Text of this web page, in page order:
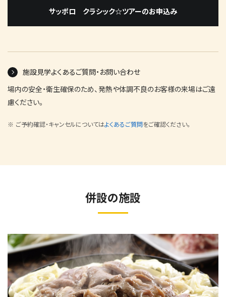
サッポロ クラシック☆ツアーのお申込み
施設見学よくあるご質問・お問い合わせ
場内の安全・衛生確保のため、発熱や体調不良のお客様の来場はご遠
慮ください。
ご予約確認・キャンセルについてはよくあるご質問をご確認ください。
併設の施設